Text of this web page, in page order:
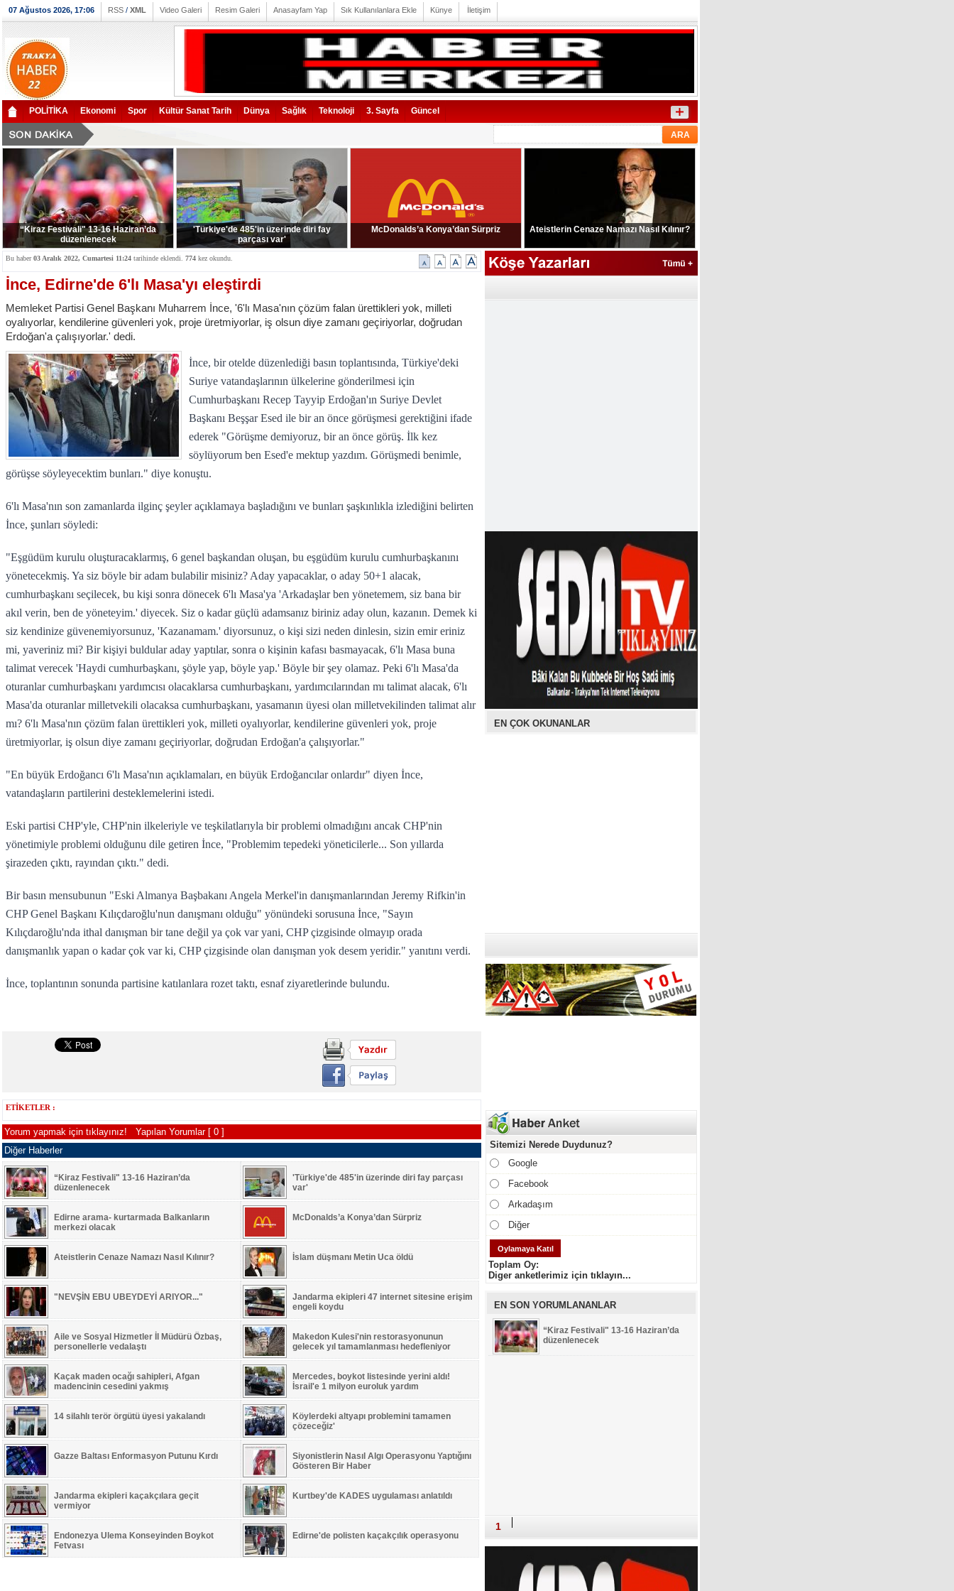
07 Ağustos 2026, 17:06 RSS / XML Video Galeri Resim Galeri Anasayfam Yap Sık Kullanılanlara Ekle Künye İletişim
POLİTİKA Ekonomi Spor Kültür Sanat Tarih Dünya Sağlık Teknoloji 3. Sayfa Güncel
“Kiraz Festivali" 13-16 Haziran’da
düzenlenecek
'Türkiye'de 485'in üzerinde diri fay
parçası var'
McDonalds’a Konya’dan Sürpriz Ateistlerin Cenaze Namazı Nasıl Kılınır?
Bu haber03 Aralık 2022, Cumartesi 11:24 tarihinde eklendi. 774 kez okundu.
İnce, Edirne'de 6'lı Masa'yı eleştirdi
Memleket Partisi Genel Başkanı Muharrem İnce, '6'lı Masa'nın çözüm falan ürettikleri yok, milleti
oyalıyorlar, kendilerine güvenleri yok, proje üretmiyorlar, iş olsun diye zamanı geçiriyorlar, doğrudan
Erdoğan'a çalışıyorlar.' dedi.
İnce, bir otelde düzenlediği basın toplantısında, Türkiye'deki
Suriye vatandaşlarının ülkelerine gönderilmesi için
Cumhurbaşkanı Recep Tayyip Erdoğan'ın Suriye Devlet
Başkanı Beşşar Esed ile bir an önce görüşmesi gerektiğini ifade
ederek "Görüşme demiyoruz, bir an önce görüş. İlk kez
söylüyorum ben Esed'e mektup yazdım. Görüşmedi benimle,
görüşse söyleyecektim bunları." diye konuştu.
6'lı Masa'nın son zamanlarda ilginç şeyler açıklamaya başladığını ve bunları şaşkınlıkla izlediğini belirten
İnce, şunları söyledi:
"Eşgüdüm kurulu oluşturacaklarmış, 6 genel başkandan oluşan, bu eşgüdüm kurulu cumhurbaşkanını
yönetecekmiş. Ya siz böyle bir adam bulabilir misiniz? Aday yapacaklar, o aday 50+1 alacak,
cumhurbaşkanı seçilecek, bu kişi sonra dönecek 6'lı Masa'ya 'Arkadaşlar ben yönetemem, siz bana bir
akıl verin, ben de yöneteyim.' diyecek. Siz o kadar güçlü adamsanız biriniz aday olun, kazanın. Demek ki
siz kendinize güvenemiyorsunuz, 'Kazanamam.' diyorsunuz, o kişi sizi neden dinlesin, sizin emir eriniz
mi, yaveriniz mi? Bir kişiyi buldular aday yaptılar, sonra o kişinin kafası basmayacak, 6'lı Masa buna
talimat verecek 'Haydi cumhurbaşkanı, şöyle yap, böyle yap.' Böyle bir şey olamaz. Peki 6'lı Masa'da
oturanlar cumhurbaşkanı yardımcısı olacaklarsa cumhurbaşkanı, yardımcılarından mı talimat alacak, 6'lı
Masa'da oturanlar milletvekili olacaksa cumhurbaşkanı, yasamanın üyesi olan milletvekilinden talimat alır
mı? 6'lı Masa'nın çözüm falan ürettikleri yok, milleti oyalıyorlar, kendilerine güvenleri yok, proje
üretmiyorlar, iş olsun diye zamanı geçiriyorlar, doğrudan Erdoğan'a çalışıyorlar."
"En büyük Erdoğancı 6'lı Masa'nın açıklamaları, en büyük Erdoğancılar onlardır" diyen İnce,
vatandaşların partilerini desteklemelerini istedi.
Eski partisi CHP'yle, CHP'nin ilkeleriyle ve teşkilatlarıyla bir problemi olmadığını ancak CHP'nin
yönetimiyle problemi olduğunu dile getiren İnce, "Problemim tepedeki yöneticilerle... Son yıllarda
şirazeden çıktı, rayından çıktı." dedi.
Bir basın mensubunun "Eski Almanya Başbakanı Angela Merkel'in danışmanlarından Jeremy Rifkin'in
CHP Genel Başkanı Kılıçdaroğlu'nun danışmanı olduğu" yönündeki sorusuna İnce, "Sayın
Kılıçdaroğlu'nda ithal danışman bir tane değil ya çok var yani, CHP çizgisinde olmayıp orada
danışmanlık yapan o kadar çok var ki, CHP çizgisinde olan danışman yok desem yeridir." yanıtını verdi.
İnce, toplantının sonunda partisine katılanlara rozet taktı, esnaf ziyaretlerinde bulundu.
ETİKETLER :
Yorum yapmak için tıklayınız!
Yapılan Yorumlar [ 0 ]
Diğer Haberler
“Kiraz Festivali" 13-16 Haziran’da
düzenlenecek
'Türkiye'de 485'in üzerinde diri fay parçası
var'
Edirne arama- kurtarmada Balkanların
merkezi olacak
McDonalds’a Konya’dan Sürpriz
Ateistlerin Cenaze Namazı Nasıl Kılınır? İslam düşmanı Metin Uca öldü
"NEVŞİN EBU UBEYDEYİ ARIYOR..."
Jandarma ekipleri 47 internet sitesine erişim
engeli koydu
Aile ve Sosyal Hizmetler İl Müdürü Özbaş,
personellerle vedalaştı
Makedon Kulesi'nin restorasyonunun
gelecek yıl tamamlanması hedefleniyor
Kaçak maden ocağı sahipleri, Afgan
madencinin cesedini yakmış
Mercedes, boykot listesinde yerini aldı!
İsrail'e 1 milyon euroluk yardım
14 silahlı terör örgütü üyesi yakalandı
Köylerdeki altyapı problemini tamamen
çözeceğiz'
Gazze Baltası Enformasyon Putunu Kırdı
Siyonistlerin Nasıl Algı Operasyonu Yaptığını
Gösteren Bir Haber
Jandarma ekipleri kaçakçılara geçit
vermiyor
Kurtbey'de KADES uygulaması anlatıldı
Endonezya Ulema Konseyinden Boykot
Fetvası
Edirne'de polisten kaçakçılık operasyonu
EN ÇOK OKUNANLAR
Sitemizi Nerede Duydunuz?
Google
Facebook
Arkadaşım
Diğer
Toplam Oy:
Diger anketlerimiz için tıklayın...
EN SON YORUMLANANLAR
“Kiraz Festivali" 13-16 Haziran’da
düzenlenecek
1